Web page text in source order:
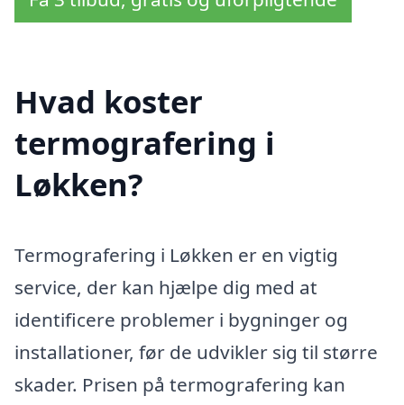
Hvad koster
termografering i
Løkken?
Termografering i Løkken er en vigtig
service, der kan hjælpe dig med at
identificere problemer i bygninger og
installationer, før de udvikler sig til større
skader. Prisen på termografering kan